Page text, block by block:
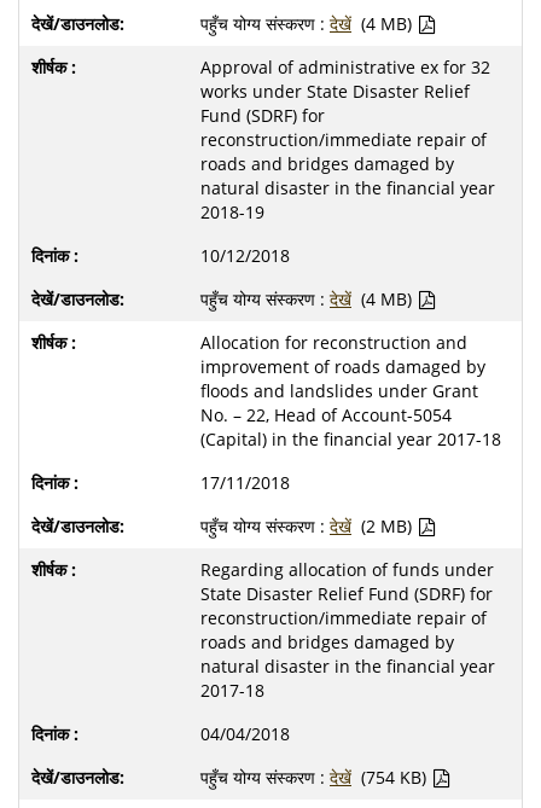
पहुँच योग्य संस्करण : देखें (4 MB)
Approval of administrative ex for 32
works under State Disaster Relief
Fund (SDRF) for
reconstruction/immediate repair of
roads and bridges damaged by
natural disaster in the financial year
2018-19
10/12/2018
पहुँच योग्य संस्करण : देखें (4 MB)
Allocation for reconstruction and
improvement of roads damaged by
floods and landslides under Grant
No. – 22, Head of Account-5054
(Capital) in the financial year 2017-18
17/11/2018
पहुँच योग्य संस्करण : देखें (2 MB)
Regarding allocation of funds under
State Disaster Relief Fund (SDRF) for
reconstruction/immediate repair of
roads and bridges damaged by
natural disaster in the financial year
2017-18
04/04/2018
पहुँच योग्य संस्करण : देखें (754 KB)